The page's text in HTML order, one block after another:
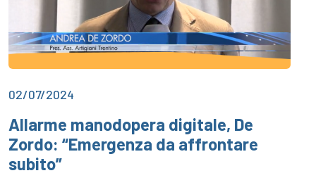
02/07/2024
Allarme manodopera digitale, De
Zordo: “Emergenza da affrontare
subito”